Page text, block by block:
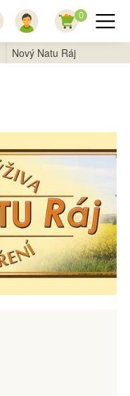
0
Nový Natu Ráj